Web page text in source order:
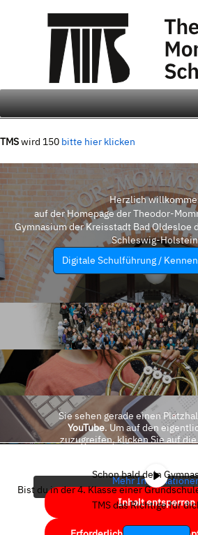
TMSwird 150 bitte hier klicken
Herzlich
auf der Homepage der Theodor-
Gymnasium der Kreisstadt Bad Oldesloe
Schleswig-
Digitale Schulführung /
Sie sehen gerade einen
YouTube. Um auf den
zuzugreifen, klicken Sie auf
Mehr
Inhalt entsperren
Schon bald dein
Bist du in der 4. Klasse einer
TMS das Richtige für